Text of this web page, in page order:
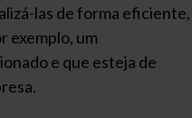
las de forma eficiente,
exemplo, um
e que esteja de